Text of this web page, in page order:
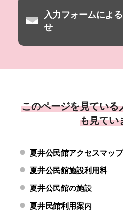
入力フォームによ
せ
このページを見ている
も見てい
夏井公民館アクセスマップ
夏井公民館施設利用料
夏井公民館の施設
夏井民館利用案内